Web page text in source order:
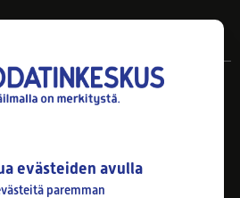
27.7.-21.8. klo 8-16
evästeiden avulla
paremman